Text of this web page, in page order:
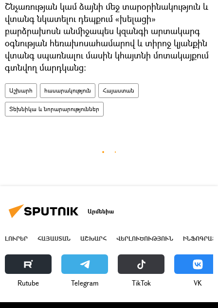
Շնչառության կամ ձայնի մեջ տարօրինակություն և
վտանգ նկատելու դեպքում «խելացի»
բարձրախոսն անմիջապես կզանգի արտակարգ
օգնության հեռախոսահամարով և տիրոջ կյանքին
վտանգ սպառնալու մասին կհայտնի մոտակայքում
գտնվող մարդկանց:
Աշխարհ հասարակություն Հայաստան
Տեխնիկա և նորարարություններ
Արմենիա
ԼՈՒՐԵՐ ՀԱՅԱՍՏԱՆ ԱՇԽԱՐՀ ՎԵՐԼՈՒԾՈՒԹՅՈՒՆ
Rutube Telegram ТikТоk VK